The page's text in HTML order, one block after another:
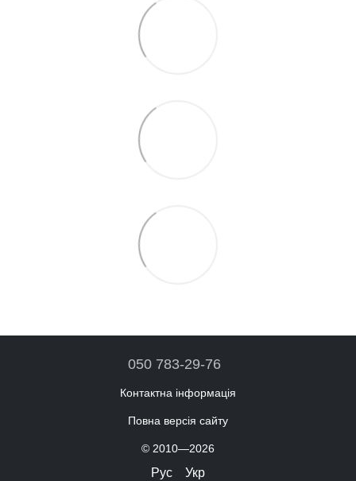
050 783-29-76
Контактна інформація
Повна версія сайту
© 2010—2026
Рус Укр